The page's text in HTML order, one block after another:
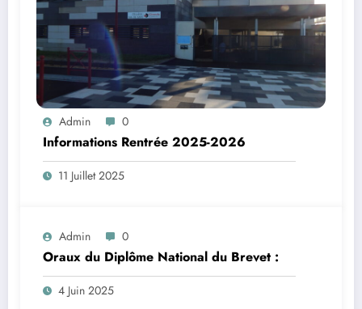
Admin 0
Informations Rentrée 2025-2026
11 Juillet 2025
Admin 0
Oraux du Diplôme National du Brevet :
4 Juin 2025